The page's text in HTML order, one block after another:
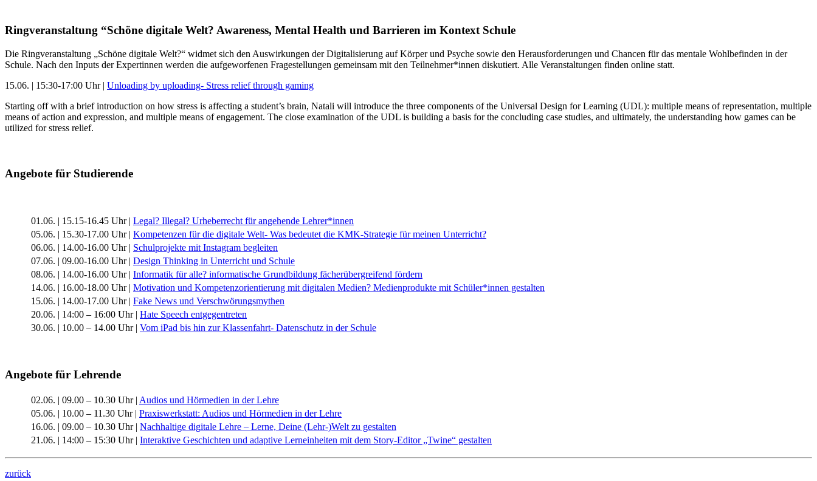
Ringveranstaltung “Schöne digitale Welt? Awareness, Mental Health und Barrieren im Kontext Schule
Die Ringveranstaltung „Schöne digitale Welt?“ widmet sich den Auswirkungen der Digitalisierung auf Körper und Psyche sowie den Herausforderungen und Chancen für das mentale Wohlbefinden in der
Schule. Nach den Inputs der Expertinnen werden die aufgeworfenen Fragestellungen gemeinsam mit den Teilnehmer*innen diskutiert. Alle Veranstaltungen finden online statt.
15.06. | 15:30-17:00 Uhr | Unloading by uploading- Stress relief through gaming
Starting off with a brief introduction on how stress is affecting a student’s brain, Natali will introduce the three components of the Universal Design for Learning (UDL): multiple means of representation, multiple
means of action and expression, and multiple means of engagement. The close examination of the UDL is building a basis for the concluding case studies, and ultimately, the understanding how games can be
utilized for stress relief.
Angebote für Studierende
01.06. | 15.15-16.45 Uhr | Legal? Illegal? Urheberrecht für angehende Lehrer*innen
05.06. | 15.30-17.00 Uhr | Kompetenzen für die digitale Welt- Was bedeutet die KMK-Strategie für meinen Unterricht?
06.06. | 14.00-16.00 Uhr | Schulprojekte mit Instagram begleiten
07.06. | 09.00-16.00 Uhr | Design Thinking in Unterricht und Schule
08.06. | 14.00-16.00 Uhr | Informatik für alle? informatische Grundbildung fächerübergreifend fördern
14.06. | 16.00-18.00 Uhr | Motivation und Kompetenzorientierung mit digitalen Medien? Medienprodukte mit Schüler*innen gestalten
15.06. | 14.00-17.00 Uhr | Fake News und Verschwörungsmythen
20.06. | 14:00 – 16:00 Uhr | Hate Speech entgegentreten
30.06. | 10.00 – 14.00 Uhr | Vom iPad bis hin zur Klassenfahrt- Datenschutz in der Schule
Angebote für Lehrende
02.06. | 09.00 – 10.30 Uhr | Audios und Hörmedien in der Lehre
05.06. | 10.00 – 11.30 Uhr | Praxiswerkstatt: Audios und Hörmedien in der Lehre
16.06. | 09.00 – 10.30 Uhr | Nachhaltige digitale Lehre – Lerne, Deine (Lehr-)Welt zu gestalten
21.06. | 14:00 – 15:30 Uhr | Interaktive Geschichten und adaptive Lerneinheiten mit dem Story-Editor „Twine“ gestalten
zurück